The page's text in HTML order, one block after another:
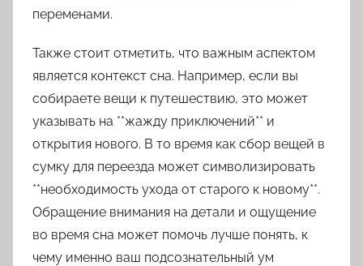
переменами.
Также стоит отметить, что важным аспектом
является контекст сна. Например, если вы
собираете вещи к путешествию, это может
указывать на **жажду приключений** и
открытия нового. В то время как сбор вещей в
сумку для переезда может символизировать
**необходимость ухода от старого к новому**.
Обращение внимания на детали и ощущение
во время сна может помочь лучше понять, к
чему именно ваш подсознательный ум